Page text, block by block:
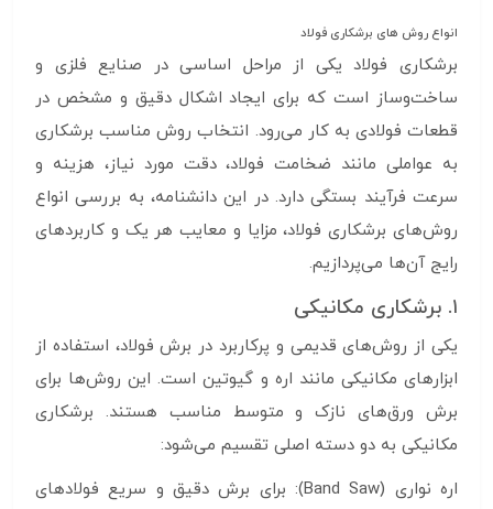
انواع روش های برشکاری فولاد
برشکاری فولاد یکی از مراحل اساسی در صنایع فلزی و
ساخت‌وساز است که برای ایجاد اشکال دقیق و مشخص در
قطعات فولادی به کار می‌رود. انتخاب روش مناسب برشکاری
به عواملی مانند ضخامت فولاد، دقت مورد نیاز، هزینه و
سرعت فرآیند بستگی دارد. در این دانشنامه، به بررسی انواع
روش‌های برشکاری فولاد، مزایا و معایب هر یک و کاربردهای
رایج آن‌ها می‌پردازیم.
۱. برشکاری مکانیکی
یکی از روش‌های قدیمی و پرکاربرد در برش فولاد، استفاده از
ابزارهای مکانیکی مانند اره و گیوتین است. این روش‌ها برای
برش ورق‌های نازک و متوسط مناسب هستند. برشکاری
مکانیکی به دو دسته اصلی تقسیم می‌شود:
اره نواری (Band Saw): برای برش دقیق و سریع فولادهای